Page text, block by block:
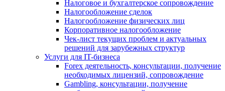
Налоговое и бухгалтерское сопровождение
Налогообложение сделок
Налогообложение физических лиц
Корпоративное налогообложение
Чек-лист текущих проблем и актуальных
решений для зарубежных структур
Услуги для IT-бизнеса
Forex деятельность, консультации, получение
необходимых лицензий, сопровождение
Gambling, консультации, получение